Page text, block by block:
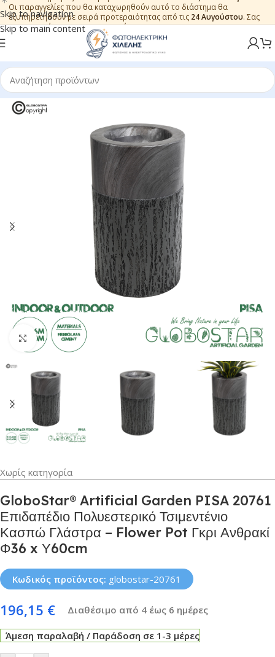
Skip to navigation
Skip to main content
Οι παραγγελίες που θα καταχωρηθούν αυτό το διάστημα θα
εξυπηρετηθούν με σειρά προτεραιότητας από τις 24 Αυγούστου. Σας
ευχαριστούμε για την εμπιστοσύνη.
Κλικ για μεγέθυνση
Χωρίς κατηγορία
GloboStar® Artificial Garden PISA 20761
Επιδαπέδιο Πολυεστερικό Τσιμεντένιο
Κασπώ Γλάστρα – Flower Pot Γκρι Ανθρακί
Φ36 x Υ60cm
Κωδικός προϊόντος: globostar-20761
196,15 € Διαθέσιμο από 4 έως 6 ημέρες
Άμεση παραλαβή / Παράδοση σε 1-3 μέρες